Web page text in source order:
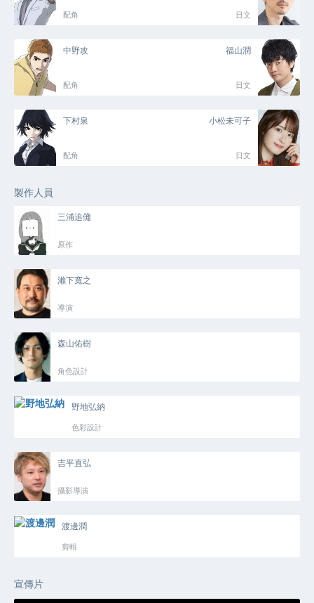
配角 日文
中野攻 福山潤
配角 日文
下村泉 小松未可子
配角 日文
製作人員
三浦追儺
原作
瀨下寬之
導演
森山佑樹
角色設計
野地弘納
色彩設計
吉平直弘
攝影導演
渡邊潤
剪輯
宣傳片